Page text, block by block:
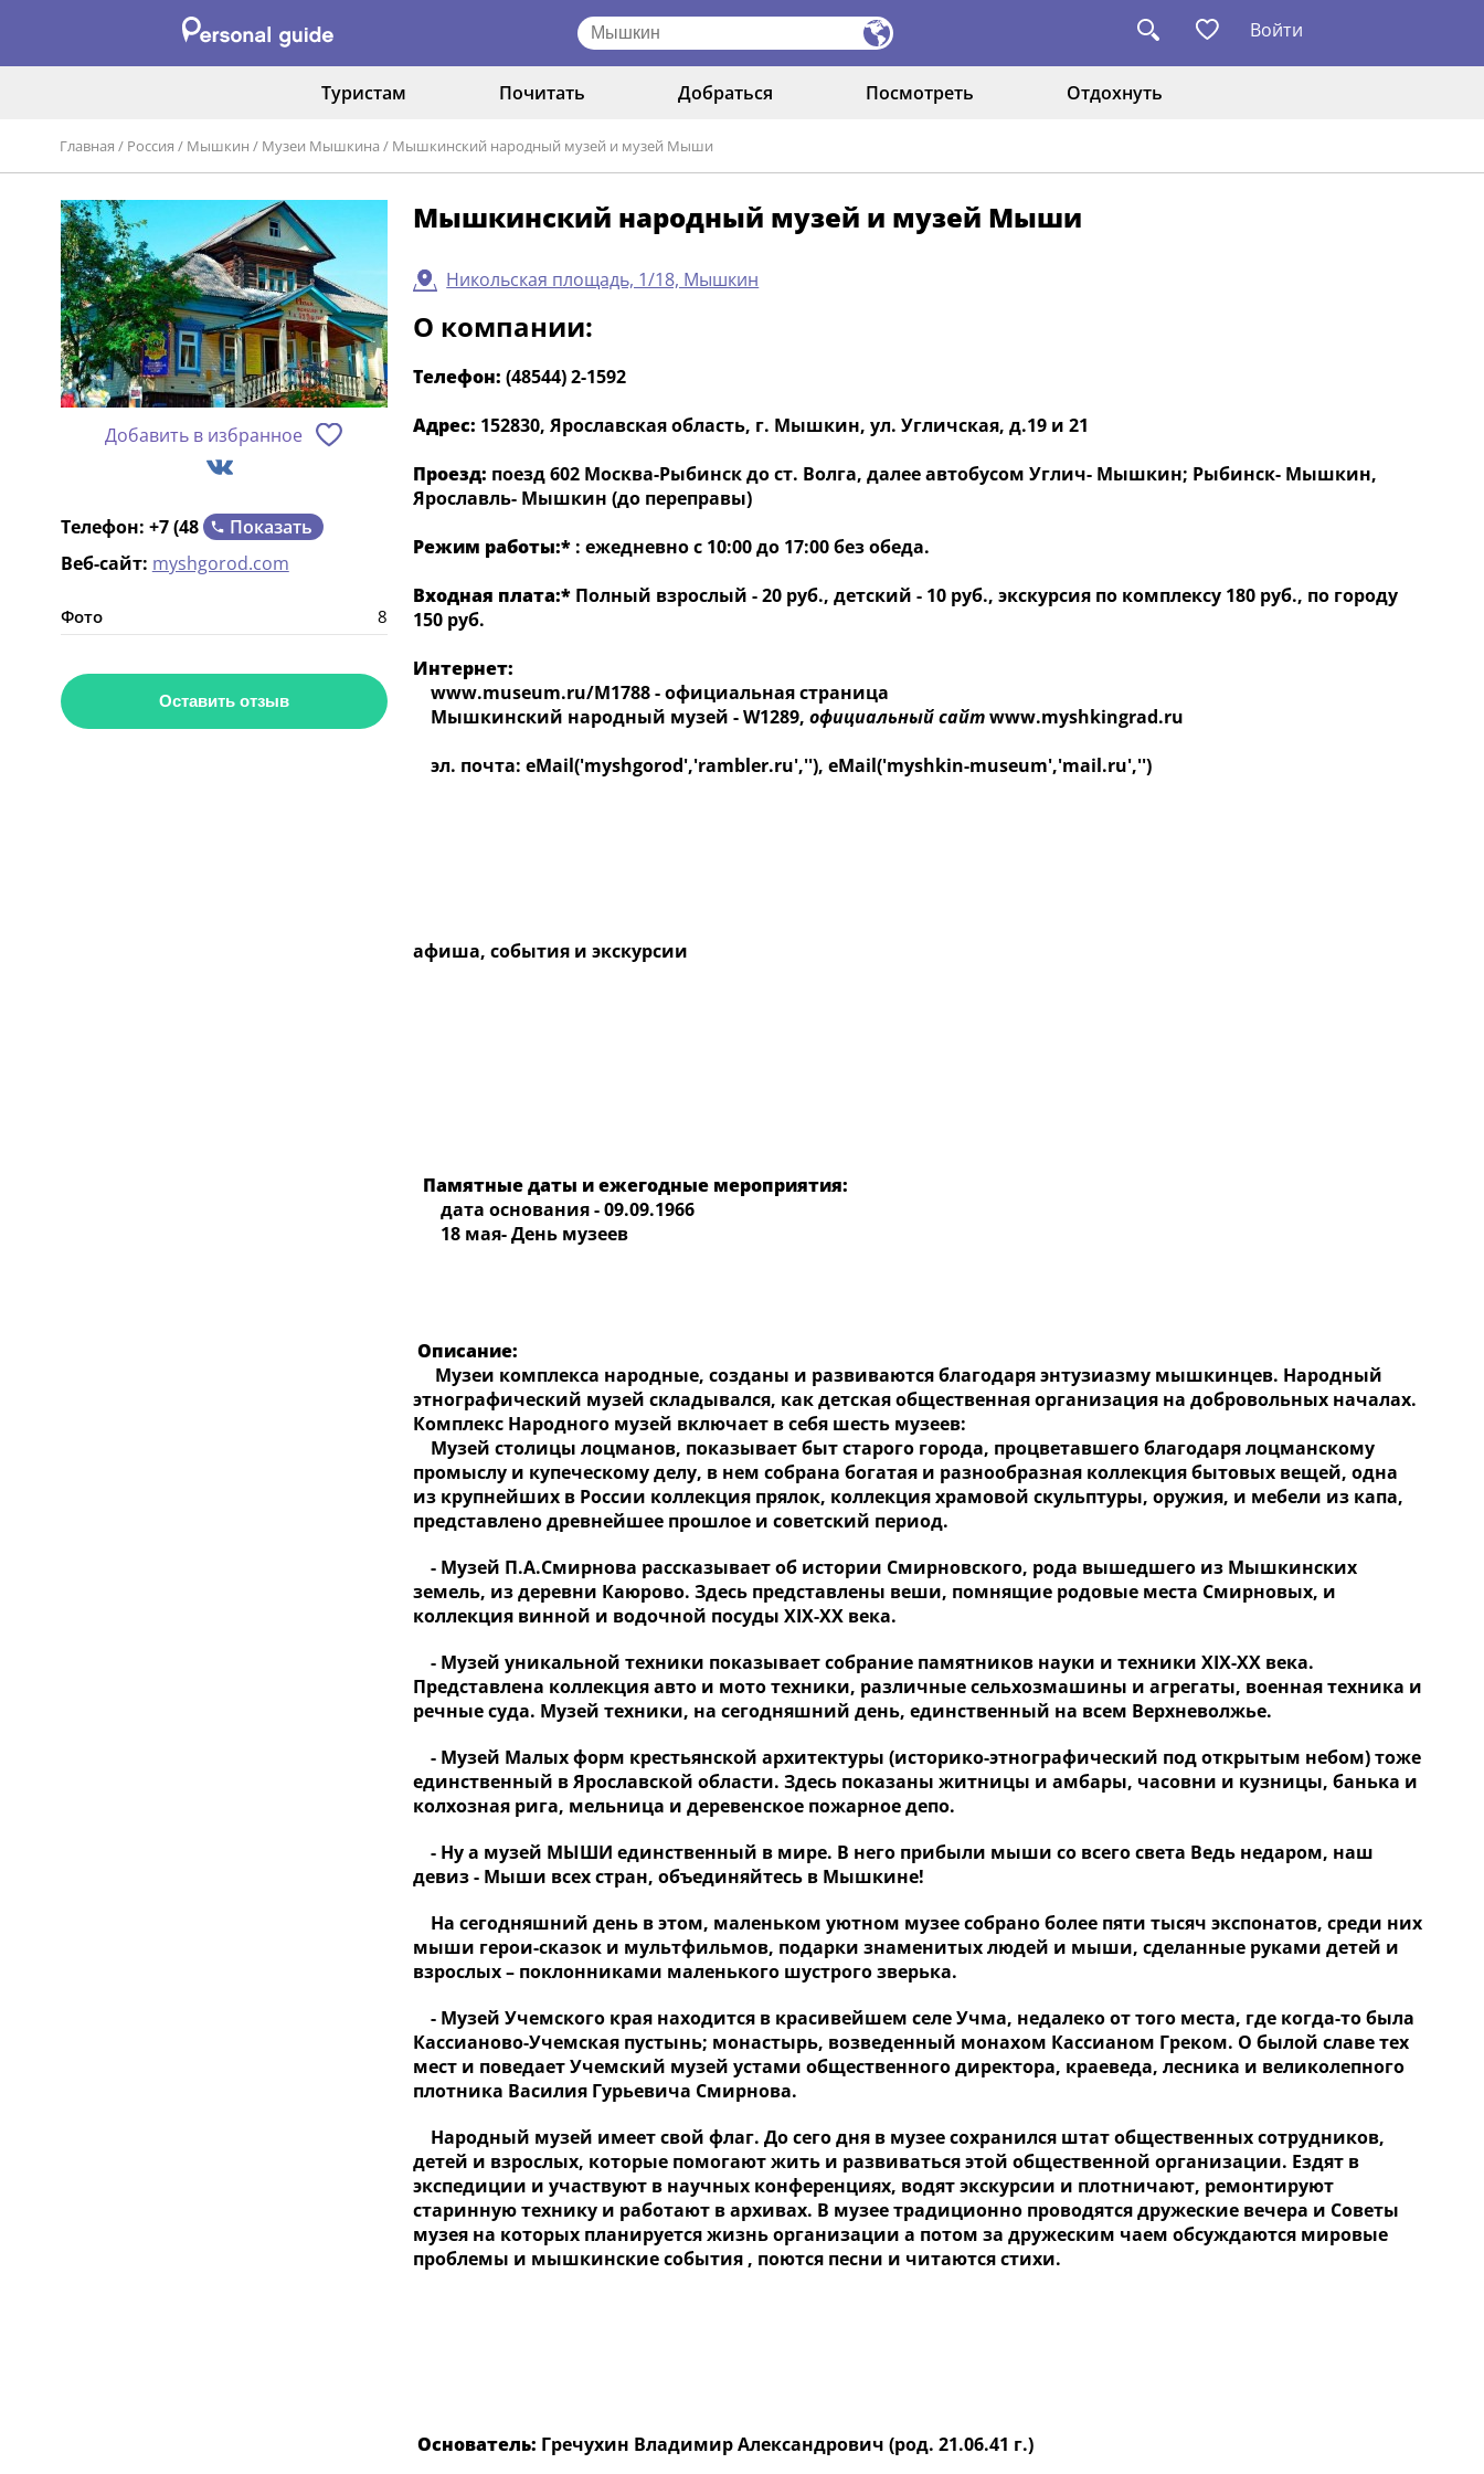
Войти
Туристам Почитать Добраться Посмотреть Отдохнуть
Главная / Россия / Мышкин / Музеи Мышкина / Мышкинский народный музей и музей Мыши
Добавить в избранное
Телефон: +7 (48
Показать
Веб-сайт: myshgorod.com
Фото 8
Оставить отзыв
Мышкинский народный музей и музей Мыши
Никольская площадь, 1/18, Мышкин
О компании:
Телефон: (48544) 2-1592
Адрес: 152830, Ярославская область, г. Мышкин, ул. Угличская, д.19 и 21
Проезд: поезд 602 Москва-Рыбинск до ст. Волга, далее автобусом Углич- Мышкин; Рыбинск- Мышкин,
Ярославль- Мышкин (до переправы)
Режим работы:* : ежедневно с 10:00 до 17:00 без обеда.
Входная плата:* Полный взрослый - 20 руб., детский - 10 руб., экскурсия по комплексу 180 руб., по городу
150 руб.
Интернет:
www.museum.ru/M1788 - официальная страница
Мышкинский народный музей - W1289,официальный сайтwww.myshkingrad.ru
эл. почта: eMail('myshgorod','rambler.ru',''), eMail('myshkin-museum','mail.ru','')
афиша, события и экскурсии
Памятные даты и ежегодные мероприятия:
дата основания - 09.09.1966
18 мая- День музеев
Описание:
Музеи комплекса народные, созданы и развиваются благодаря энтузиазму мышкинцев. Народный
этнографический музей складывался, как детская общественная организация на добровольных началах.
Комплекс Народного музей включает в себя шесть музеев:
Музей столицы лоцманов, показывает быт старого города, процветавшего благодаря лоцманскому
промыслу и купеческому делу, в нем собрана богатая и разнообразная коллекция бытовых вещей, одна
из крупнейших в России коллекция прялок, коллекция храмовой скульптуры, оружия, и мебели из капа,
представлено древнейшее прошлое и советский период.
- Музей П.А.Смирнова рассказывает об истории Смирновского, рода вышедшего из Мышкинских
земель, из деревни Каюрово. Здесь представлены веши, помнящие родовые места Смирновых, и
коллекция винной и водочной посуды XIX-XX века.
- Музей уникальной техники показывает собрание памятников науки и техники XIX-XX века.
Представлена коллекция авто и мото техники, различные сельхозмашины и агрегаты, военная техника и
речные суда. Музей техники, на сегодняшний день, единственный на всем Верхневолжье.
- Музей Малых форм крестьянской архитектуры (историко-этнографический под открытым небом) тоже
единственный в Ярославской области. Здесь показаны житницы и амбары, часовни и кузницы, банька и
колхозная рига, мельница и деревенское пожарное депо.
- Ну а музей МЫШИ единственный в мире. В него прибыли мыши со всего света Ведь недаром, наш
девиз - Мыши всех стран, объединяйтесь в Мышкине!
На сегодняшний день в этом, маленьком уютном музее собрано более пяти тысяч экспонатов, среди них
мыши герои-сказок и мультфильмов, подарки знаменитых людей и мыши, сделанные руками детей и
взрослых – поклонниками маленького шустрого зверька.
- Музей Учемского края находится в красивейшем селе Учма, недалеко от того места, где когда-то была
Кассианово-Учемская пустынь; монастырь, возведенный монахом Кассианом Греком. О былой славе тех
мест и поведает Учемский музей устами общественного директора, краеведа, лесника и великолепного
плотника Василия Гурьевича Смирнова.
Народный музей имеет свой флаг. До сего дня в музее сохранился штат общественных сотрудников,
детей и взрослых, которые помогают жить и развиваться этой общественной организации. Ездят в
экспедиции и участвуют в научных конференциях, водят экскурсии и плотничают, ремонтируют
старинную технику и работают в архивах. В музее традиционно проводятся дружеские вечера и Советы
музея на которых планируется жизнь организации а потом за дружеским чаем обсуждаются мировые
проблемы и мышкинские события , поются песни и читаются стихи.
Основатель: Гречухин Владимир Александрович (род. 21.06.41 г.)